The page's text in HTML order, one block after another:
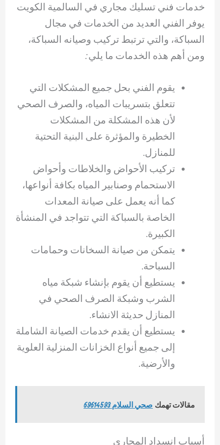
خدمات فني تسليك مجاري في السالمية الكويت
يوفر الفني العديد من الخدمات في مجال
السباكة، والتي ترتبط تركيب وصيانه السباكة،
ومن أهم هذه الخدمات ما يلي:
يقوم الفني بحل جميع المشكلات التي
تتعلق بتسريبات المياه، والصرف الصحي
لأن هذه المشكلة من المشكلات
الخطيرة والمؤثرة على البنية التحتية
للمنازل.
تركيب الأحواض والخلاطات وأحواض
الاستحمام وصنابير المياه بكافة أنواعها،
كما أنه يعمل على صيانة المعدات
الخاصة بالسباكة التي تتواجد في المنشأة
الكبيرة.
يتمكن من صيانة السخانات وحمامات
السباحة.
يستطيع أن يقوم بإنشاء شبكة مياه
الشرب وشبكة الصرف الصحي في
المنازل حديثة الانشاء.
يستطيع أن يقدم خدمات الصيانة الشاملة
إلى جميع أنواع الخزانات المنزلية العلوية
والأرضية.
مقالات تهمك صحي السلام 69614593
أسباب انسداد المجاري